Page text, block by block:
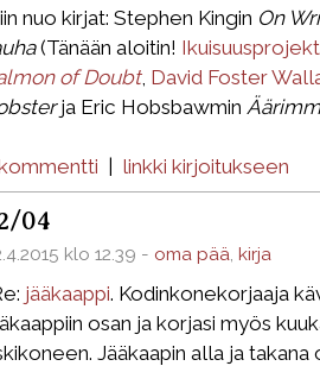
nuo kirjat: Stephen Kingin On
(Tänään aloitin!
of Doubt, David Foster
ja Eric Hobsbawmin
linkki kirjoitukseen
04
klo 12.39 - oma pää, kirja
jääkaappi. Kodinkonekorjaaja
osan ja korjasi myös
Jääkaapin alla ja